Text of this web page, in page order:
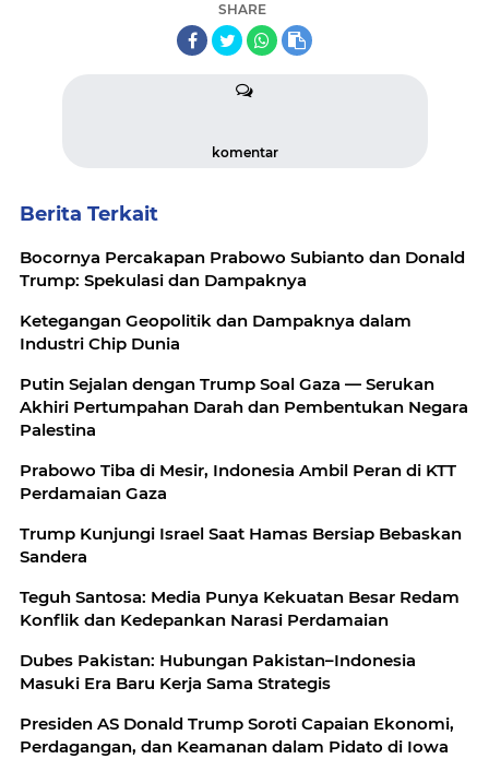
SHARE
komentar
Berita Terkait
Bocornya Percakapan Prabowo Subianto dan Donald
Trump: Spekulasi dan Dampaknya
Ketegangan Geopolitik dan Dampaknya dalam
Industri Chip Dunia
Putin Sejalan dengan Trump Soal Gaza — Serukan
Akhiri Pertumpahan Darah dan Pembentukan Negara
Palestina
Prabowo Tiba di Mesir, Indonesia Ambil Peran di KTT
Perdamaian Gaza
Trump Kunjungi Israel Saat Hamas Bersiap Bebaskan
Sandera
Teguh Santosa: Media Punya Kekuatan Besar Redam
Konflik dan Kedepankan Narasi Perdamaian
Dubes Pakistan: Hubungan Pakistan–Indonesia
Masuki Era Baru Kerja Sama Strategis
Presiden AS Donald Trump Soroti Capaian Ekonomi,
Perdagangan, dan Keamanan dalam Pidato di Iowa